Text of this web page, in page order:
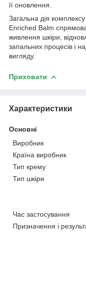
її оновлення.
Загальна дія
Enriched Balm
живлення шкіри,
запальних процесів і
вигляду.
Приховати
Характеристики
Основні
Виробник
Країна виробник
Тип крему
Тип шкіри
Час застосування
Призначення і